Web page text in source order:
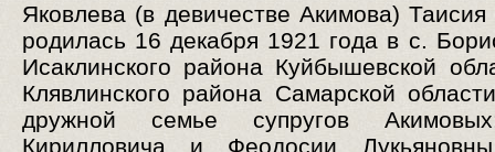
Яковлева (в девичестве Акимова)
родилась 16 декабря 1921 года в с.
Исаклинского района Куйбышевской
Клявлинского района Самарской
дружной семье супругов
Кирилловича и Феодосии